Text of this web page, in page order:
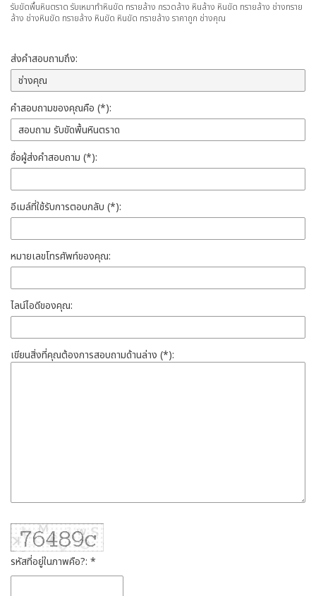
รับขัดพื้นหินตราด รับเหมาทำหินขัด ทรายล้าง กรวดล้าง หินล้าง หินขัด ทรายล้าง ช่างทราย
ล้าง ช่างหินขัด ทรายล้าง หินขัด หินขัด ทรายล้าง ราคาถูก ช่างคุณ
ส่งคำสอบถามถึง:
คำสอบถามของคุณคือ (*):
ชื่อผู้ส่งคำสอบถาม (*):
อีเมล์ที่ใช้รับการตอบกลับ (*):
หมายเลขโทรศัพท์ของคุณ:
ไลน์ไอดีของคุณ:
เขียนสิ่งที่คุณต้องการสอบถามด้านล่าง (*):
รหัสที่อยู่ในภาพคือ?: *